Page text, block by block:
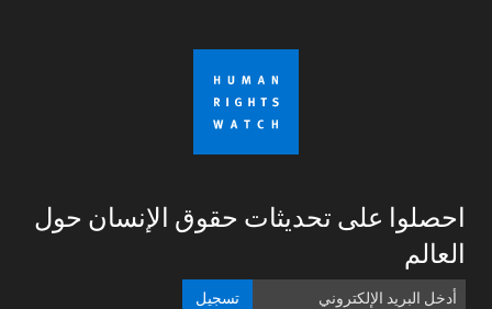
احصلوا على تحديثات حقوق الإنسان حول
العالم
تسجيل